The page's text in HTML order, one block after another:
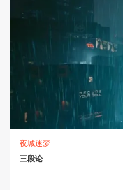
夜城迷梦
三段论